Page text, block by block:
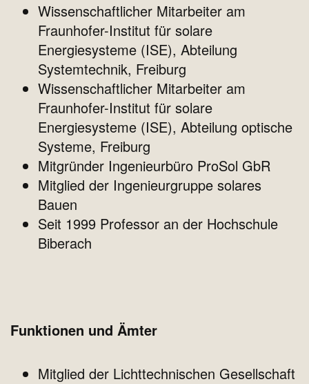
Wissenschaftlicher Mitarbeiter am
Fraunhofer-Institut für solare
Energiesysteme (ISE), Abteilung
Systemtechnik, Freiburg
Wissenschaftlicher Mitarbeiter am
Fraunhofer-Institut für solare
Energiesysteme (ISE), Abteilung optische
Systeme, Freiburg
Mitgründer Ingenieurbüro ProSol GbR
Mitglied der Ingenieurgruppe solares
Bauen
Seit 1999 Professor an der Hochschule
Biberach
Funktionen und Ämter
Mitglied der Lichttechnischen Gesellschaft